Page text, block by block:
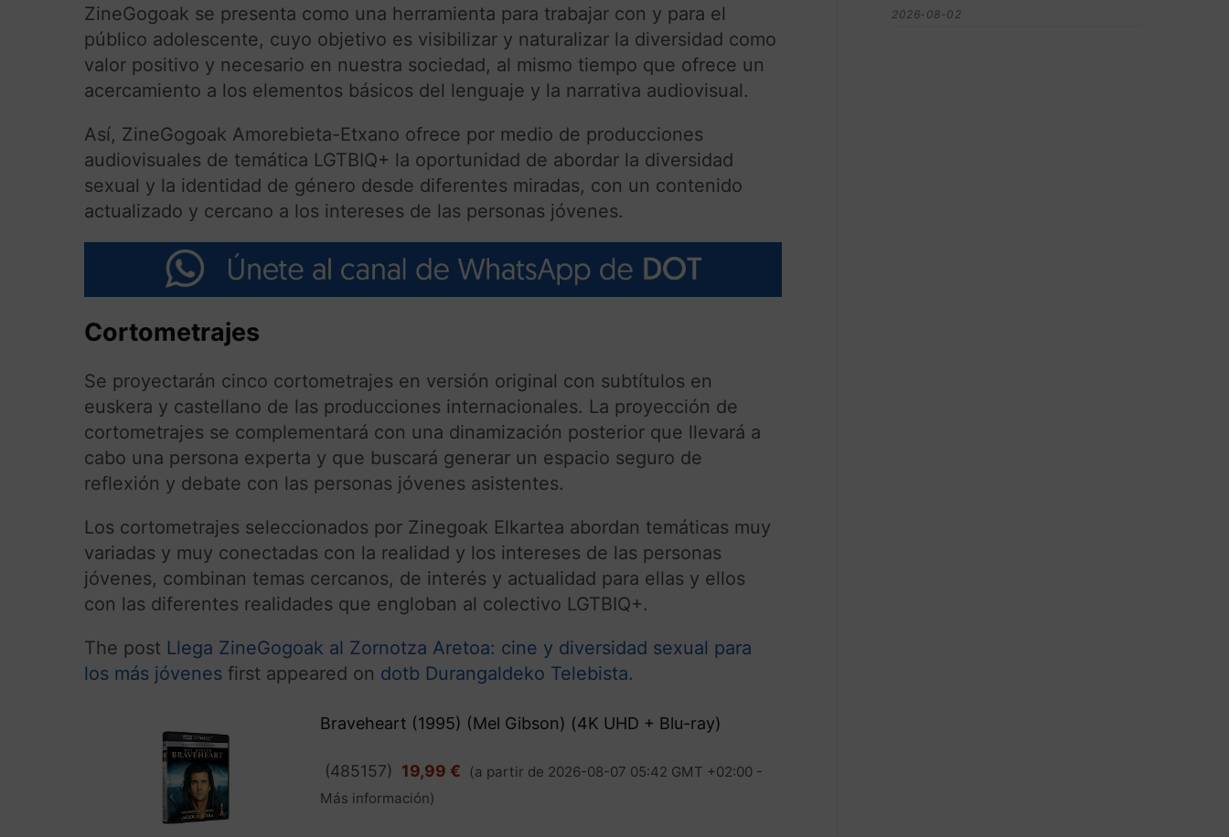
ZineGogoak se presenta como una herramienta para trabajar con y para el
público adolescente, cuyo objetivo es visibilizar y naturalizar la diversidad como
valor positivo y necesario en nuestra sociedad, al mismo tiempo que ofrece un
acercamiento a los elementos básicos del lenguaje y la narrativa audiovisual.
Así, ZineGogoak Amorebieta-Etxano ofrece por medio de producciones
audiovisuales de temática LGTBIQ+ la oportunidad de abordar la diversidad
sexual y la identidad de género desde diferentes miradas, con un contenido
actualizado y cercano a los intereses de las personas jóvenes.
Cortometrajes
Se proyectarán cinco cortometrajes en versión original con subtítulos en
euskera y castellano de las producciones internacionales. La proyección de
cortometrajes se complementará con una dinamización posterior que llevará a
cabo una persona experta y que buscará generar un espacio seguro de
reflexión y debate con las personas jóvenes asistentes.
Los cortometrajes seleccionados por Zinegoak Elkartea abordan temáticas muy
variadas y muy conectadas con la realidad y los intereses de las personas
jóvenes, combinan temas cercanos, de interés y actualidad para ellas y ellos
con las diferentes realidades que engloban al colectivo LGTBIQ+.
The post Llega ZineGogoak al Zornotza Aretoa: cine y diversidad sexual para
los más jóvenes first appeared on dotb Durangaldeko Telebista.
Braveheart (1995) (Mel Gibson) (4K UHD + Blu-ray)
(485157) 19,99 €
(a partir de 2026-08-07 05:42 GMT +02:00 -
Más información)
2026-08-02